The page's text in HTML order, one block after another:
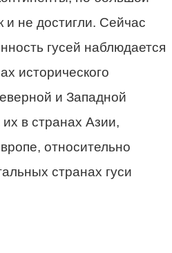
и не достигли. Сейчас
гусей наблюдается
исторического
и Западной
в странах Азии,
относительно
странах гуси